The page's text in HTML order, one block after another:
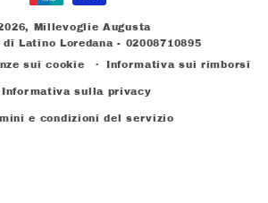
Millevoglie Augusta
Latino Loredana - 02008710895
sui cookie
Informativa sui rimborsi
Informativa sulla privacy
e condizioni del servizio